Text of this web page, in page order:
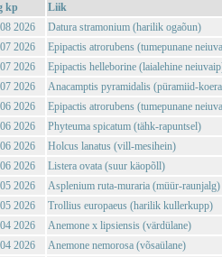
kp Liik
2026
Datura stramonium (harilik ogaõun)
2026
Epipactis atrorubens (tumepunane
2026
Epipactis helleborine (laialehine
2026
Anacamptis pyramidalis (püramiid-
2026
Epipactis atrorubens (tumepunane
2026
Phyteuma spicatum (tähk-rapuntsel)
2026
Holcus lanatus (vill-mesihein)
2026
Listera ovata (suur käopõll)
2026
Asplenium ruta-muraria (müür-raunjalg)
2026
Trollius europaeus (harilik kullerkupp)
2026
Anemone x lipsiensis (värdülane)
2026
Anemone nemorosa (võsaülane)